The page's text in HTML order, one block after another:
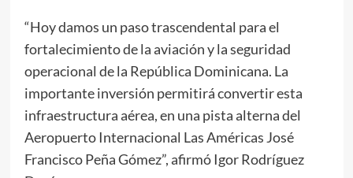
“Hoy damos un paso trascendental para el
fortalecimiento de la aviación y la seguridad
operacional de la República Dominicana. La
importante inversión permitirá convertir esta
infraestructura aérea, en una pista alterna del
Aeropuerto Internacional Las Américas José
Francisco Peña Gómez”, afirmó Igor Rodríguez